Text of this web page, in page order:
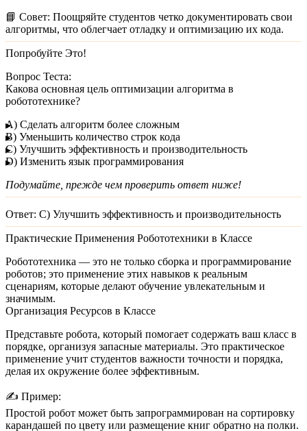
📘 Совет: Поощряйте студентов четко документировать свои
алгоритмы, что облегчает отладку и оптимизацию их кода.
Попробуйте Это!
Вопрос Теста:
Какова основная цель оптимизации алгоритма в
робототехнике?
A) Сделать алгоритм более сложным
B) Уменьшить количество строк кода
C) Улучшить эффективность и производительность
D) Изменить язык программирования
Подумайте, прежде чем проверить ответ ниже!
Ответ: C) Улучшить эффективность и производительность
Практические Применения Робототехники в Классе
Робототехника — это не только сборка и программирование
роботов; это применение этих навыков к реальным
сценариям, которые делают обучение увлекательным и
значимым.
Организация Ресурсов в Классе
Представьте робота, который помогает содержать ваш класс в
порядке, организуя запасные материалы. Это практическое
применение учит студентов важности точности и порядка,
делая их окружение более эффективным.
✍️ Пример:
Простой робот может быть запрограммирован на сортировку
карандашей по цвету или размещение книг обратно на полки.